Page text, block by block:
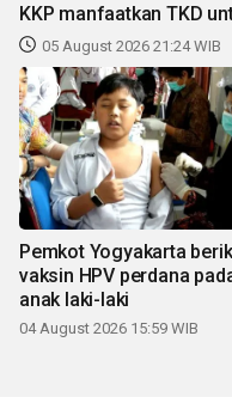
KKP manfaatkan TKD
05 August 2026 21:24 WIB
Pemkot Yogyakarta
vaksin HPV perdana
anak laki-laki
04 August 2026 15:59 WIB